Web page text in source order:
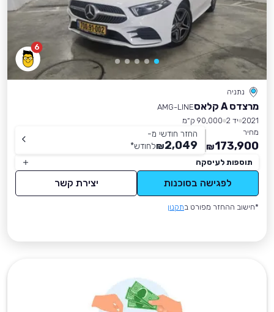
6
נתניה
מרצדס A קלאס
AMG-LINE
2021 יד 2
90,000 ק״מ
מחיר
173,900
₪
החזר חודשי מ-
2,049
₪לחודש*
תוספות לעיסקה
לפגישה בסוכנות יצירת קשר
*חישוב ההחזר מפורט בתקנון